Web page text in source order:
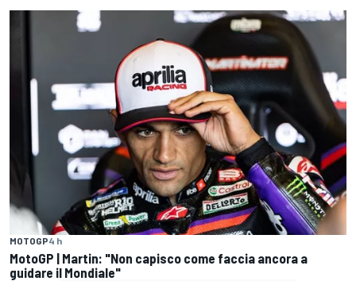
MOTOGP4 h
MotoGP | Martin: "Non capisco come faccia ancora a
guidare il Mondiale"